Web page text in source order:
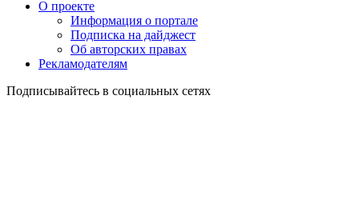
О проекте
Информация о портале
Подписка на дайджест
Об авторских правах
Рекламодателям
Подписывайтесь в социальных сетях